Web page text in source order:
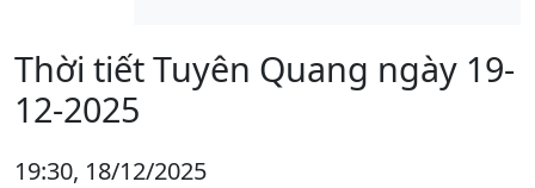
Thời tiết Tuyên Quang ngày 19-
12-2025
19:30, 18/12/2025